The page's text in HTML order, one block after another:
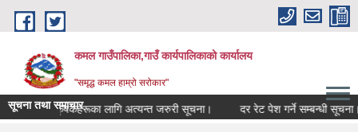
Skip to main content
कमल गाउँपालिका,गाउँ कार्यपालिकाको कार्यालय
"समृद्ध कमल हाम्रो सरोकार"
सूचना तथा समाचार
गर्ने सम्बन्धी कृषकहरूका लागि अत्यन्त जरुरी सूचना। दर रेट पेश गर्ने सम्बन्धी सूचना।